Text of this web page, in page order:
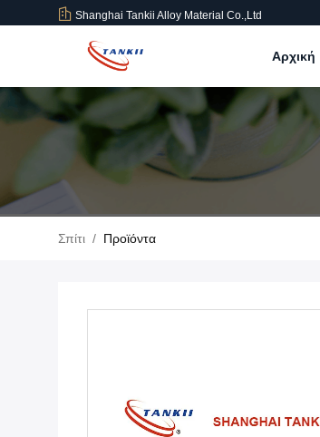
Shanghai Tankii Alloy Material Co.,Ltd
Αρχική
Σπίτι / Προϊόντα